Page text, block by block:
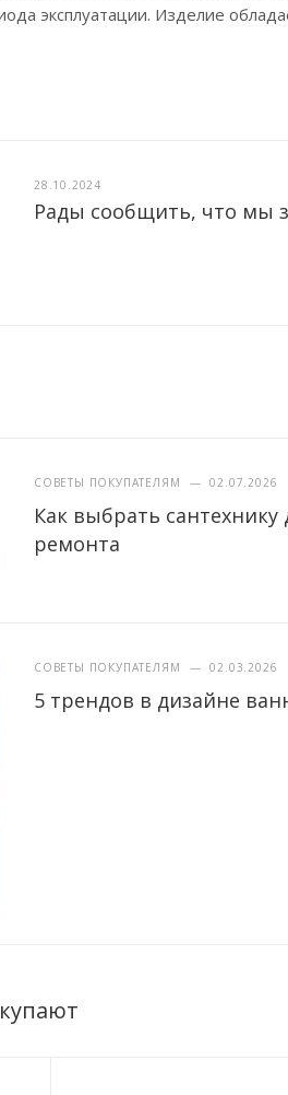
эксплуатации. Изделие
28.10.2024
Рады сообщить, что мы
СОВЕТЫ ПОКУПАТЕЛЯМ — 02.07.2026
Как выбрать
ремонта
СОВЕТЫ ПОКУПАТЕЛЯМ — 02.03.2026
5 трендов в дизайне